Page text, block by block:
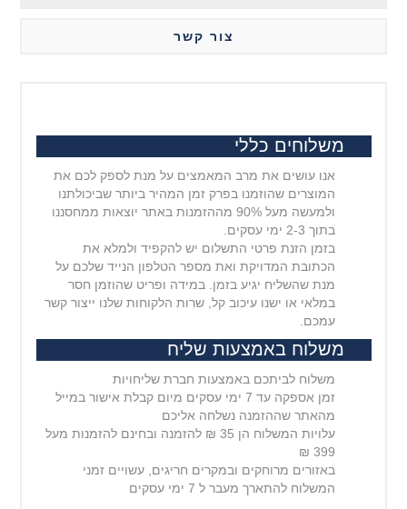
צור קשר
משלוחים כללי
אנו עושים את מרב המאמצים על מנת לספק לכם את
המוצרים שהוזמנו בפרק זמן המהיר ביותר שביכולתנו
ולמעשה מעל 90% מההזמנות באתר יוצאות ממחסננו
בתוך 2-3 ימי עסקים.
בזמן הזנת פרטי התשלום יש להקפיד ולמלא את
הכתובת המדויקת ואת מספר הטלפון הנייד שלכם על
מנת שהשליח יגיע בזמן. במידה ופריט שהוזמן חסר
במלאי או ישנו עיכוב קל, שרות הלקוחות שלנו ייצור קשר
עמכם.
משלוח באמצעות שליח
משלוח לביתכם באמצעות חברת שליחויות
זמן אספקה עד 7 ימי עסקים מיום קבלת אישור במייל
מהאתר שההזמנה נשלחה אליכם
עלויות המשלוח הן 35 ₪ להזמנה ובחינם להזמנות מעל
399 ₪
באזורים מרוחקים ובמקרים חריגים, עשויים זמני
המשלוח להתארך מעבר ל 7 ימי עסקים